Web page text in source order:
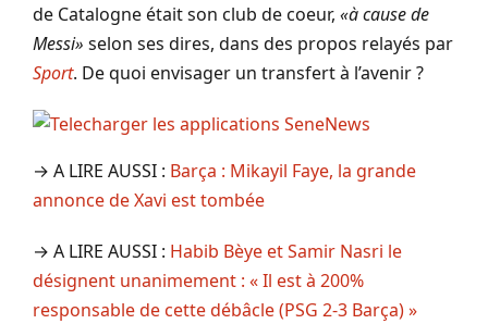
de Catalogne était son club de coeur, «à cause de
Messi» selon ses dires, dans des propos relayés par
Sport. De quoi envisager un transfert à l’avenir ?
→ A LIRE AUSSI : Barça : Mikayil Faye, la grande
annonce de Xavi est tombée
→ A LIRE AUSSI : Habib Bèye et Samir Nasri le
désignent unanimement : « Il est à 200%
responsable de cette débâcle (PSG 2-3 Barça) »